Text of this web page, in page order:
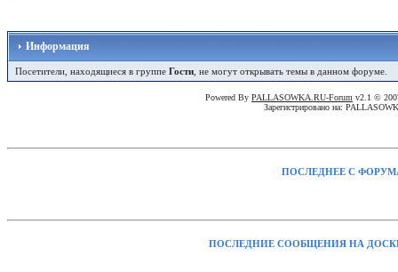
Информация
Посетители, находящиеся в группе Гости , не могут открывать темы в данном форуме.
Powered By PALLASOWKA.RU-Forum v2.1 ©
Зарегистрировано на:
ПОСЛЕДНЕЕ С
ПОСЛЕДНИЕ СООБЩЕНИЯ НА